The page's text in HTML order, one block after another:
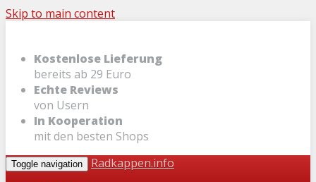
Skip to main content
Kostenlose Lieferung
bereits ab 29 Euro
Echte Reviews
von Usern
In Kooperation
mit den besten Shops
Toggle navigation
Radkappen.info